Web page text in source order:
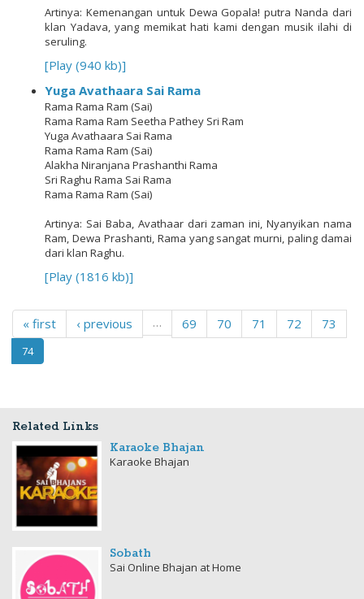
Artinya: Kemenangan untuk Dewa Gopala! putra Nanda dari
klan Yadava, yang memikat hati kami dengan musik ilahi di
seruling.
[Play (940 kb)]
Yuga Avathaara Sai Rama
Rama Rama Ram (Sai)
Rama Rama Ram Seetha Pathey Sri Ram
Yuga Avathaara Sai Rama
Rama Rama Ram (Sai)
Alakha Niranjana Prashanthi Rama
Sri Raghu Rama Sai Rama
Rama Rama Ram (Sai)
Artinya: Sai Baba, Avathaar dari zaman ini, Nyanyikan nama
Ram, Dewa Prashanti, Rama yang sangat murni, paling damai
dari klan Raghu.
[Play (1816 kb)]
« first ‹ previous … 69 70 71 72 73
74
Related Links
Karaoke Bhajan
Karaoke Bhajan
Sobath
Sai Online Bhajan at Home